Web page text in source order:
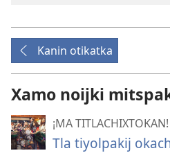
Kanin otikatka
Xamo noijki
¡MA TITLACHIXTOKAN!
Tla tiyolpakij